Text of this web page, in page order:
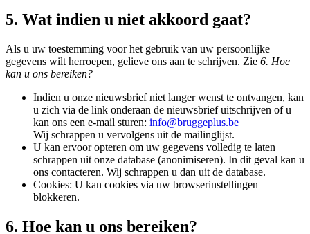
5. Wat indien u niet akkoord gaat?
Als u uw toestemming voor het gebruik van uw persoonlijke
gegevens wilt herroepen, gelieve ons aan te schrijven. Zie 6. Hoe
kan u ons bereiken?
Indien u onze nieuwsbrief niet langer wenst te ontvangen, kan
u zich via de link onderaan de nieuwsbrief uitschrijven of u
kan ons een e-mail sturen: info@bruggeplus.be
Wij schrappen u vervolgens uit de mailinglijst.
U kan ervoor opteren om uw gegevens volledig te laten
schrappen uit onze database (anonimiseren). In dit geval kan u
ons contacteren. Wij schrappen u dan uit de database.
Cookies: U kan cookies via uw browserinstellingen
blokkeren.
6. Hoe kan u ons bereiken?